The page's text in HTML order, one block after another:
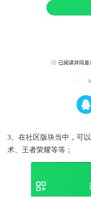
3、在社区版块当中，可
术、王者荣耀等等；